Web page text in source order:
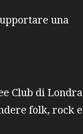
una
Club di Londra
folk, rock e